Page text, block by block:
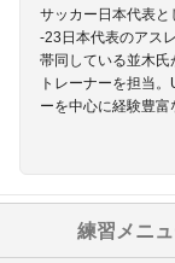
サッカー日本代表
-23日本代表のアス
帯同している並木
トレーナーを担当
ーを中心に経験豊富
練習メニ